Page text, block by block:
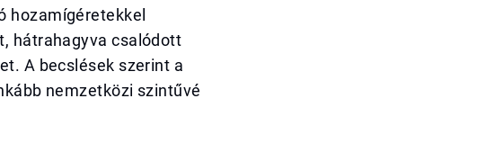
hozamígéretekkel
hátrahagyva csalódott
A becslések szerint a
nemzetközi szintűvé